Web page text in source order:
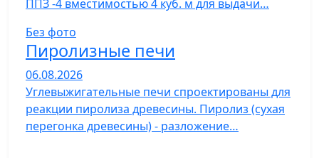
ППЗ -4 вместимостью 4 куб. м для выдачи…
Без фото
Пиролизные печи
06.08.2026
Углевыжигательные печи спроектированы для
реакции пиролиза древесины. Пиролиз (сухая
перегонка древесины) - разложение…